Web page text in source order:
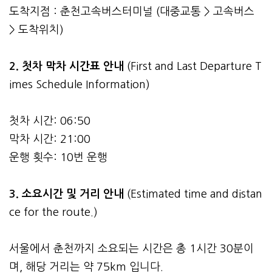
도착지점 : 춘천고속버스터미널 (대중교통 > 고속버스
> 도착위치)
2. 첫차 막차 시간표 안내 (First and Last Departure T
imes Schedule Information)
첫차 시간: 06:50
막차 시간: 21:00
운행 횟수: 10번 운행
3. 소요시간 및 거리 안내 (Estimated time and distan
ce for the route.)
서울에서 춘천까지 소요되는 시간은 총 1시간 30분이
며, 해당 거리는 약 75km 입니다.